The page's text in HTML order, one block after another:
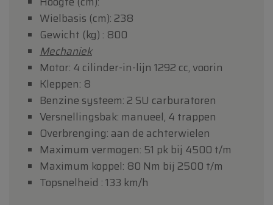
Wielbasis (cm): 238
Gewicht (kg) : 800
Mechaniek
Motor: 4 cilinder-in-lijn 1292 cc, voorin
Kleppen: 8
Benzine systeem: 2 SU carburatoren
Versnellingsbak: manueel, 4 trappen
Overbrenging: aan de achterwielen
Maximum vermogen: 51 pk bij 4500 t/m
Maximum koppel: 80 Nm bij 2500 t/m
Topsnelheid : 133 km/h